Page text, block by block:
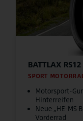
BATTLAX RS12
SPORT
Motorsport-
Hinterreifen
Neue „HE-MS
Vorderrad